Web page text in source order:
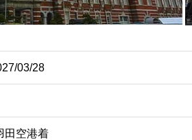
03/28
田空港着